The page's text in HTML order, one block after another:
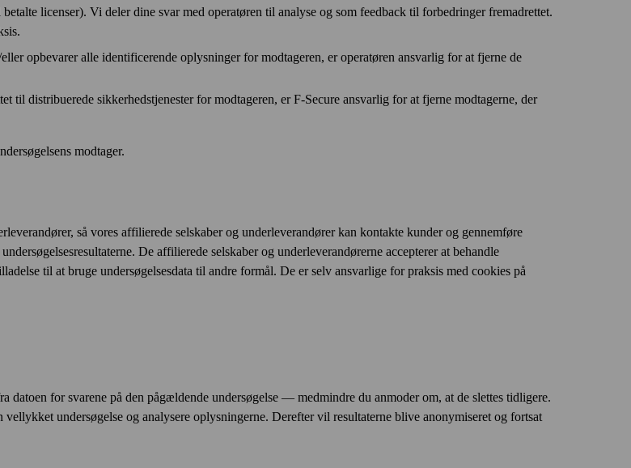
licenser). Vi deler dine svar med operatøren til analyse og som feed­back til forbedringer fremadrettet.
opbevarer alle identificerende oplysninger for modtageren, er operatøren ansvarlig for at fjerne de
til distribuerede sikkerheds­tjenester for modtageren, er F‑Secure ansvarlig for at fjerne modtagerne, der
modtager.
så vores affilierede selskaber og underleverandører kan kontakte kunder og gennemføre
De affilierede selskaber og underleverandørerne accepterer at behandle
til at bruge undersøgelsesdata til andre formål. De er selv ansvarlige for praksis med cookies på
med vores distributionspartnere (operatører, webbutikker osv.), som markedsfører, distribuerer,
adgang til disse personoplysninger, som de kan have brug for til de aftalte aktiviteter. Logikken i
såsom kundeadministration, tjenestesupport, hændelsesstyring og problemløsning, direkte
datoen for svarene på den pågældende undersøgelse — medmindre du anmoder om, at de slettes tidligere.
undersøgelse og analysere oplysningerne. Derefter vil resultaterne blive anonymiseret og fortsat